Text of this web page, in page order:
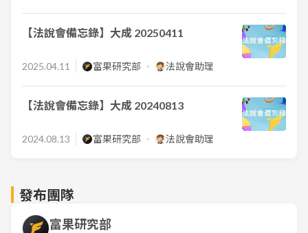
【法說會備忘錄】大成 20250411
2025.04.11 富果研究部 法說會助理
【法說會備忘錄】大成 20240813
2024.08.13 富果研究部 法說會助理
發布團隊
富果研究部